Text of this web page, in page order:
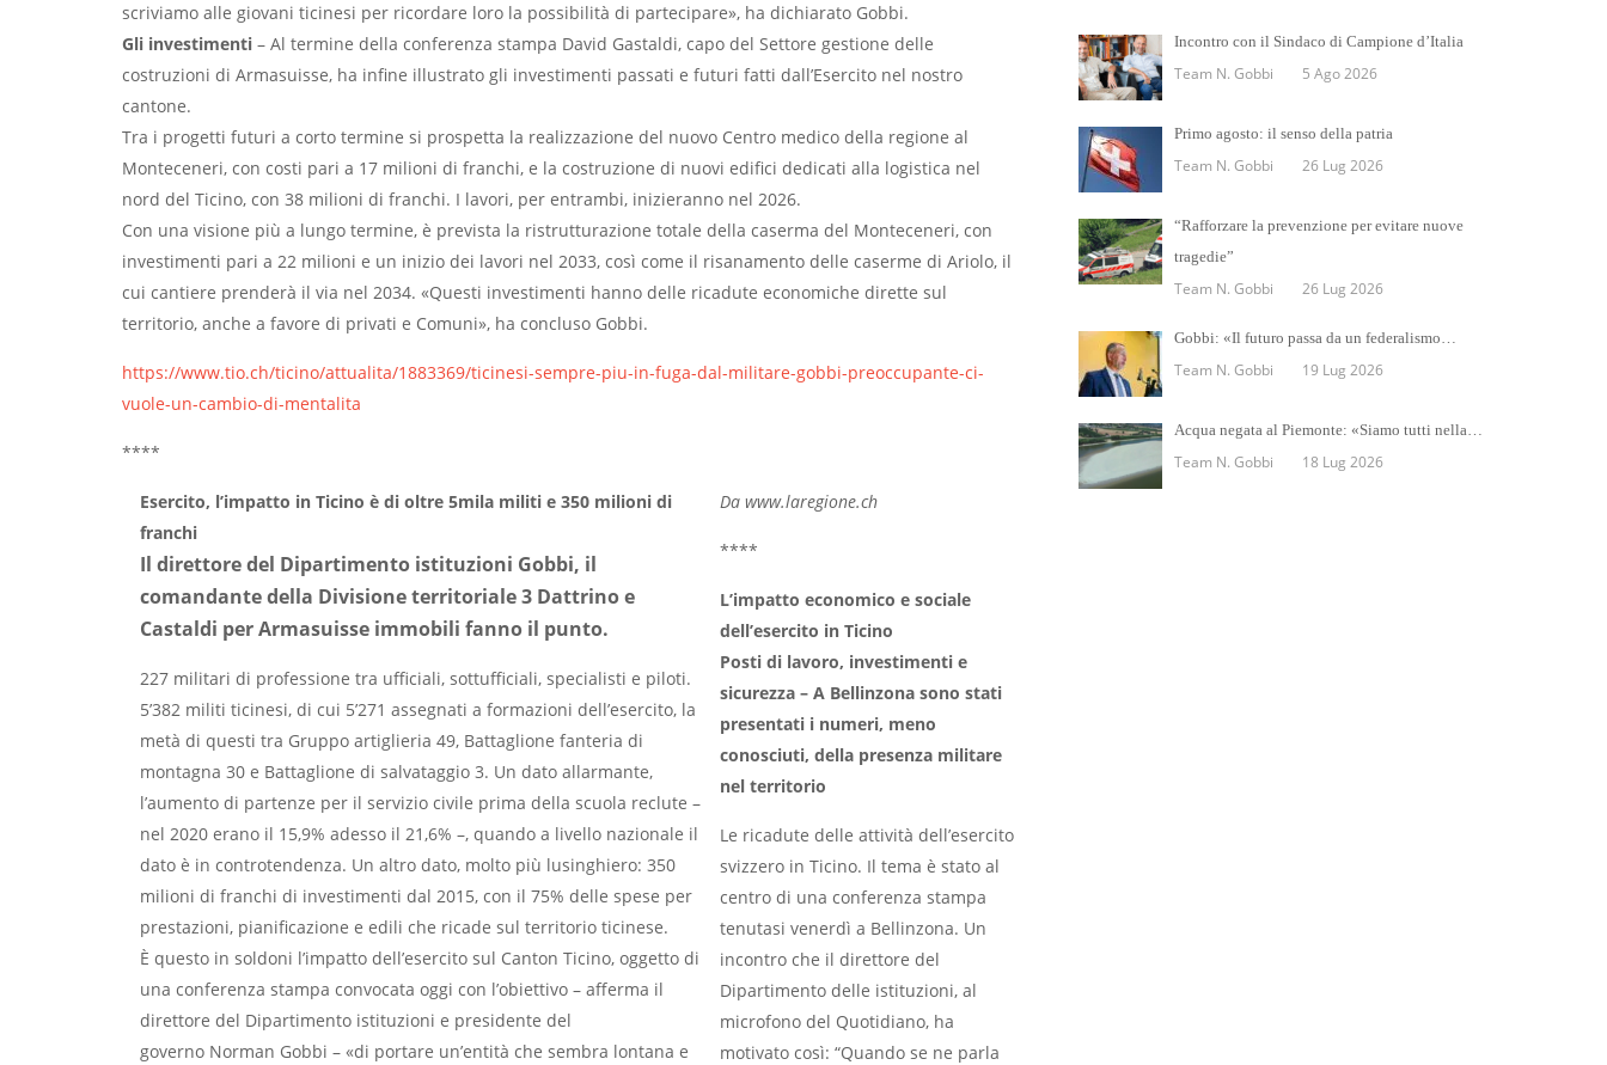
scriviamo alle giovani ticinesi per ricordare loro la possibilità di partecipare», ha dichiarato Gobbi.
Gli investimenti – Al termine della conferenza stampa David Gastaldi, capo del Settore gestione delle
costruzioni di Armasuisse, ha infine illustrato gli investimenti passati e futuri fatti dall’Esercito nel nostro
cantone.
Tra i progetti futuri a corto termine si prospetta la realizzazione del nuovo Centro medico della regione al
Monteceneri, con costi pari a 17 milioni di franchi, e la costruzione di nuovi edifici dedicati alla logistica nel
nord del Ticino, con 38 milioni di franchi. I lavori, per entrambi, inizieranno nel 2026.
Con una visione più a lungo termine, è prevista la ristrutturazione totale della caserma del Monteceneri, con
investimenti pari a 22 milioni e un inizio dei lavori nel 2033, così come il risanamento delle caserme di Ariolo, il
cui cantiere prenderà il via nel 2034. «Questi investimenti hanno delle ricadute economiche dirette sul
territorio, anche a favore di privati e Comuni», ha concluso Gobbi.
https://www.tio.ch/ticino/attualita/1883369/ticinesi-sempre-piu-in-fuga-dal-militare-gobbi-preoccupante-ci-
vuole-un-cambio-di-mentalita
****
Esercito, l’impatto in Ticino è di oltre 5mila militi e 350 milioni di
franchi
Il direttore del Dipartimento istituzioni Gobbi, il
comandante della Divisione territoriale 3 Dattrino e
Castaldi per Armasuisse immobili fanno il punto.
227 militari di professione tra ufficiali, sottufficiali, specialisti e piloti.
5’382 militi ticinesi, di cui 5’271 assegnati a formazioni dell’esercito, la
metà di questi tra Gruppo artiglieria 49, Battaglione fanteria di
montagna 30 e Battaglione di salvataggio 3. Un dato allarmante,
l’aumento di partenze per il servizio civile prima della scuola reclute –
nel 2020 erano il 15,9% adesso il 21,6% –, quando a livello nazionale il
dato è in controtendenza. Un altro dato, molto più lusinghiero: 350
milioni di franchi di investimenti dal 2015, con il 75% delle spese per
prestazioni, pianificazione e edili che ricade sul territorio ticinese.
È questo in soldoni l’impatto dell’esercito sul Canton Ticino, oggetto di
una conferenza stampa convocata oggi con l’obiettivo – afferma il
direttore del Dipartimento istituzioni e presidente del
governo Norman Gobbi – «di portare un’entità che sembra lontana e
Da www.laregione.ch
****
L’impatto economico e sociale
dell’esercito in Ticino
Posti di lavoro, investimenti e
sicurezza – A Bellinzona sono stati
presentati i numeri, meno
conosciuti, della presenza militare
nel territorio
Le ricadute delle attività dell’esercito
svizzero in Ticino. Il tema è stato al
centro di una conferenza stampa
tenutasi venerdì a Bellinzona. Un
incontro che il direttore del
Dipartimento delle istituzioni, al
microfono del Quotidiano, ha
motivato così: “Quando se ne parla
Incontro con il Sindaco di Campione d’Italia
Team N. Gobbi 5 Ago 2026
Primo agosto: il senso della patria
Team N. Gobbi 26 Lug 2026
“Rafforzare la prevenzione per evitare nuove
tragedie”
Team N. Gobbi 26 Lug 2026
Gobbi: «Il futuro passa da un federalismo…
Team N. Gobbi 19 Lug 2026
Acqua negata al Piemonte: «Siamo tutti nella…
Team N. Gobbi 18 Lug 2026